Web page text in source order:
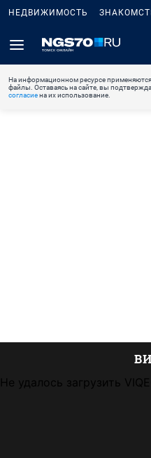
НЕДВИЖИМОСТЬ
На информационном ресурсе
файлы. Оставаясь на сайте, вы
согласиена их использование.
Не удалось загрузить